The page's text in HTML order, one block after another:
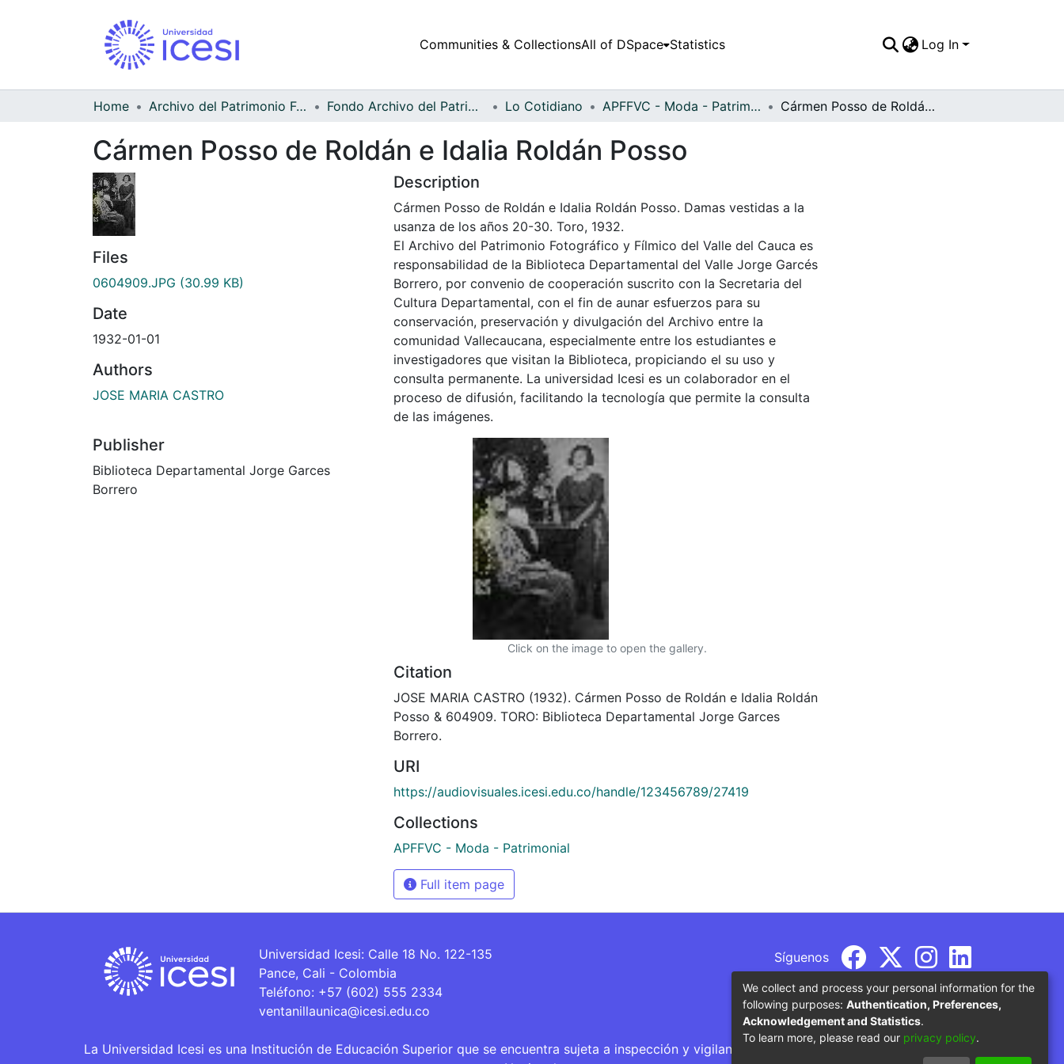
Communities & CollectionsAll of DSpace Statistics Log In
Home Archivo del Patrimonio Fotográfico y Fílmico del Valle del Cauca Fondo Archivo del Patrimonio Fotográfico y Fílmico del Valle del Cauca Lo Cotidiano APFFVC - Moda - Patrimonial Cármen Posso de Roldán e Idalia Roldán Posso
Cármen Posso de Roldán e Idalia Roldán Posso
Files
0604909.JPG (30.99 KB)
Date
1932-01-01
Authors
JOSE MARIA CASTRO
Publisher
Biblioteca Departamental Jorge Garces
Borrero
Description
Cármen Posso de Roldán e Idalia Roldán Posso. Damas vestidas a la
usanza de los años 20-30. Toro, 1932.
El Archivo del Patrimonio Fotográfico y Fílmico del Valle del Cauca es
responsabilidad de la Biblioteca Departamental del Valle Jorge Garcés
Borrero, por convenio de cooperación suscrito con la Secretaria del
Cultura Departamental, con el fin de aunar esfuerzos para su
conservación, preservación y divulgación del Archivo entre la
comunidad Vallecaucana, especialmente entre los estudiantes e
investigadores que visitan la Biblioteca, propiciando el su uso y
consulta permanente. La universidad Icesi es un colaborador en el
proceso de difusión, facilitando la tecnología que permite la consulta
de las imágenes.
Click on the image to open the gallery.
Citation
JOSE MARIA CASTRO (1932). Cármen Posso de Roldán e Idalia Roldán
Posso & 604909. TORO: Biblioteca Departamental Jorge Garces
Borrero.
URI
https://audiovisuales.icesi.edu.co/handle/123456789/27419
Collections
APFFVC - Moda - Patrimonial
Full item page
Universidad Icesi: Calle 18 No. 122-135
Pance, Cali - Colombia
Teléfono: +57 (602) 555 2334
ventanillaunica@icesi.edu.co
Síguenos
La Universidad Icesi es una Institución de Educación Superior que se encuentra sujeta a inspección y vigilancia por parte del Ministerio de Educación
We collect and process your personal information for the
following purposes: Authentication, Preferences,
Acknowledgement and Statistics.
To learn more, please read our privacy policy.